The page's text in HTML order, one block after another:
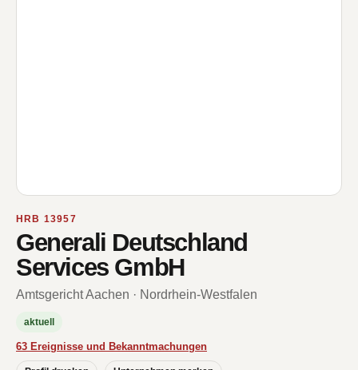
HRB 13957
Generali Deutschland
Services GmbH
Amtsgericht Aachen · Nordrhein-Westfalen
aktuell
63 Ereignisse und Bekanntmachungen